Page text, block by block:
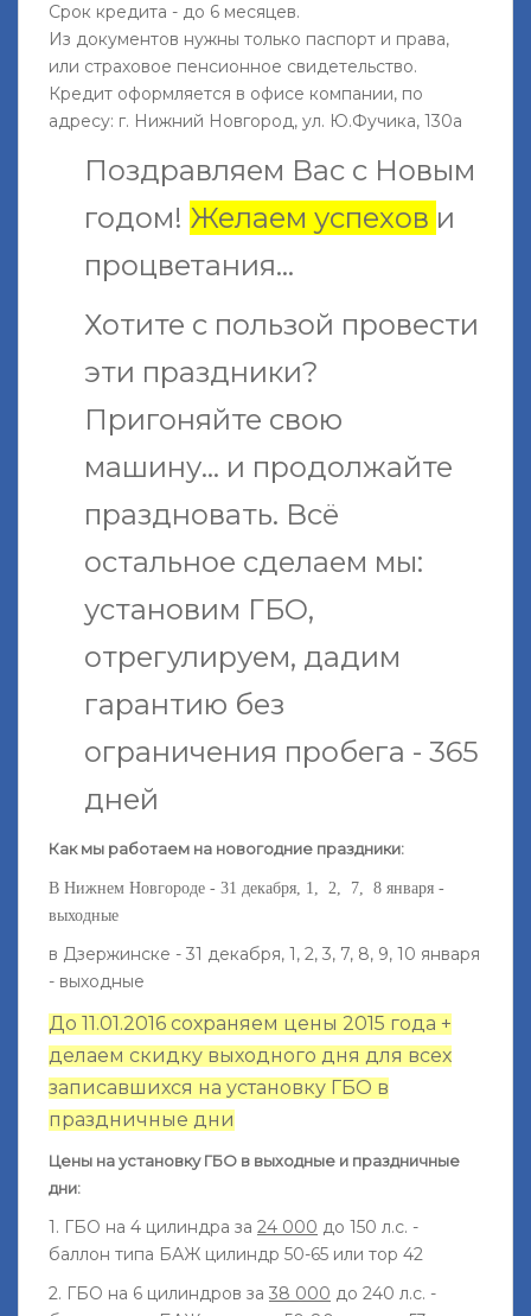
Срок кредита - до 6 месяцев.
Из документов нужны только паспорт и права,
или страховое пенсионное свидетельство.
Кредит оформляется в офисе компании, по
адресу: г. Нижний Новгород, ул. Ю.Фучика, 130а
Поздравляем Вас с Новым
годом! Желаем успехов и
процветания...
Хотите с пользой провести
эти праздники?
Пригоняйте свою
машину... и продолжайте
праздновать. Всё
остальное сделаем мы:
установим ГБО,
отрегулируем, дадим
гарантию без
ограничения пробега - 365
дней
Как мы работаем на новогодние праздники:
В Нижнем Новгороде - 31 декабря, 1, 2, 7, 8 января -
выходные
в Дзержинске - 31 декабря, 1, 2, 3, 7, 8, 9, 10 января
- выходные
До 11.01.2016 сохраняем цены 2015 года +
делаем скидку выходного дня для всех
записавшихся на установку ГБО в
праздничные дни
Цены на установку ГБО в выходные и праздничные
дни:
1. ГБО на 4 цилиндра за 24 000 до 150 л.с. -
баллон типа БАЖ цилиндр 50-65 или тор 42
2. ГБО на 6 цилиндров за 38 000 до 240 л.с. -